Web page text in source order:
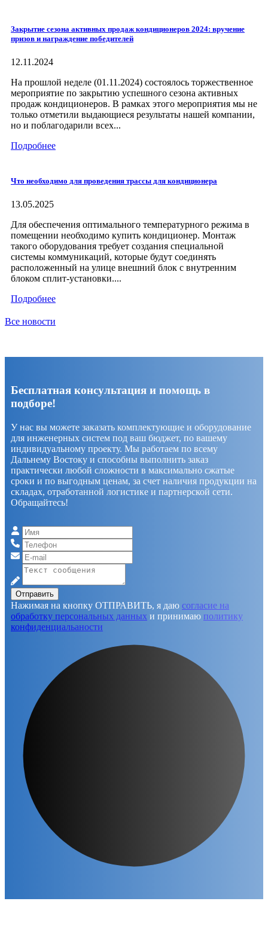
Закрытие сезона активных продаж кондиционеров 2024: вручение
призов и награждение победителей
12.11.2024
На прошлой неделе (01.11.2024) состоялось торжественное
мероприятие по закрытию успешного сезона активных
продаж кондиционеров. В рамках этого мероприятия мы не
только отметили выдающиеся результаты нашей компании,
но и поблагодарили всех...
Подробнее
Что необходимо для проведения трассы для кондиционера
13.05.2025
Для обеспечения оптимального температурного режима в
помещении необходимо купить кондиционер. Монтаж
такого оборудования требует создания специальной
системы коммуникаций, которые будут соединять
расположенный на улице внешний блок с внутренним
блоком сплит-установки....
Подробнее
Все новости
Бесплатная консультация и помощь в
подборе!
У нас вы можете заказать комплектующие и оборудование
для инженерных систем под ваш бюджет, по вашему
индивидуальному проекту. Мы работаем по всему
Дальнему Востоку и способны выполнить заказ
практически любой сложности в максимально сжатые
сроки и по выгодным ценам, за счет наличия продукции на
складах, отработанной логистике и партнерской сети.
Обращайтесь!
Отправить
Нажимая на кнопку ОТПРАВИТЬ, я даю согласие на
обработку персональных данных и принимаю политику
конфиденциальаности